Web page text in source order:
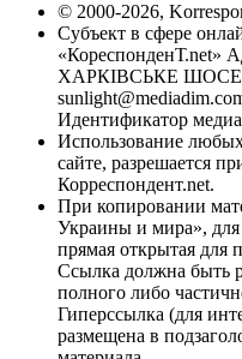
© 2000-2026,
Субъект в сфере
«КореспонденТ.net»
ХАРКІВСЬКЕ ШОСЕ,
Идентификатор
Использование
сайте, разрешается
Корреспондент.net.
При копировании
Украины и мира», для
прямая открытая для
Ссылка должна быть
полного либо
Гиперссылка (для
размещена в